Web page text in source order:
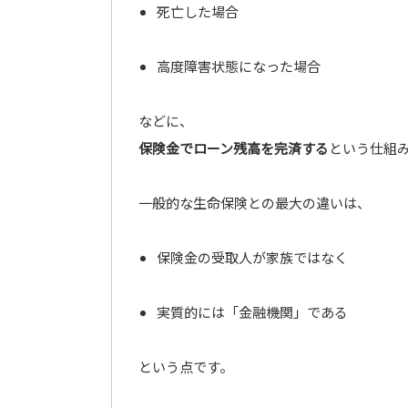
死亡した場合
高度障害状態になった場合
などに、
保険金でローン残高を完済する という仕組
一般的な生命保険との最大の違いは、
保険金の受取人が家族ではなく
実質的には「金融機関」である
という点です。